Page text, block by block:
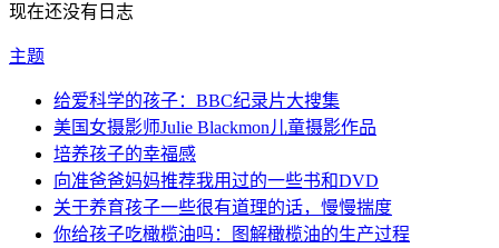
现在还没有日志
主题
给爱科学的孩子：BBC纪录片大搜集
美国女摄影师Julie Blackmon儿童摄影作品
培养孩子的幸福感
向准爸爸妈妈推荐我用过的一些书和DVD
关于养育孩子一些很有道理的话，慢慢揣度
你给孩子吃橄榄油吗：图解橄榄油的生产过程